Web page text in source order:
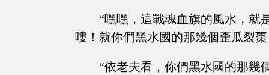
“嘿嘿，這戰魂血旗的風水，就
嘍！就你們黑水國的那幾個歪瓜裂
“依老夫看，你們黑水國的那幾